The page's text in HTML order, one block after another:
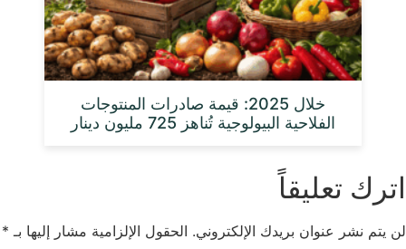
خلال 2025: قيمة صادرات المنتوجات
الفلاحية البيولوجية تُناهز 725 مليون دينار
اترك تعليقاً
لن يتم نشر عنوان بريدك الإلكتروني. الحقول الإلزامية مشار إليها بـ *